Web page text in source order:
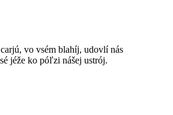
vo vsém blahíj, udovlí nás
jéže ko póľzi nášej ustrój.